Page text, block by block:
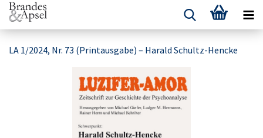
LA 1/2024, Nr. 73 (Printausgabe) – Harald Schultz-Hencke